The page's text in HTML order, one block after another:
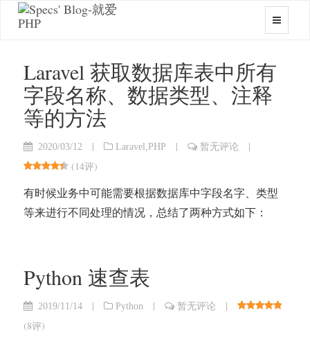
Laravel 获取数据库表中所有
字段名称、数据类型、注释
等的方法
2020/03/12 | Laravel PHP | 暂无评论
|
(14评)
有时候业务中可能需要根据数据库中字段名字、类型
等来进行不同处理的情况，总结了两种方式如下：
Python 速查表
2019/11/14 | Python | 暂无评论
|
(8评)